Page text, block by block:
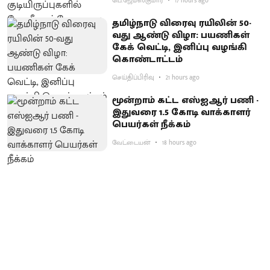
தமிழ்நாடு விரைவு ரயிலின் 50-
வது ஆண்டு விழா: பயணிகள்
கேக் வெட்டி, இனிப்பு வழங்கி
கொண்டாட்டம்
செய்திப்பிரிவு 21 hours ago
மூன்றாம் கட்ட எஸ்ஐஆர் பணி -
இதுவரை 1.5 கோடி வாக்காளர்
பெயர்கள் நீக்கம்
வேட்டையன் 18 hours ago